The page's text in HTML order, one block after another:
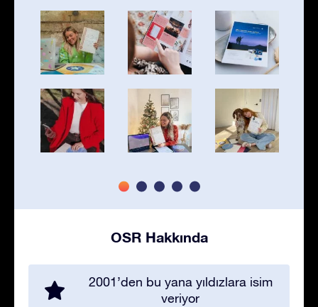
OSR Hakkında
2001’den bu yana yıldızlara isim
veriyor